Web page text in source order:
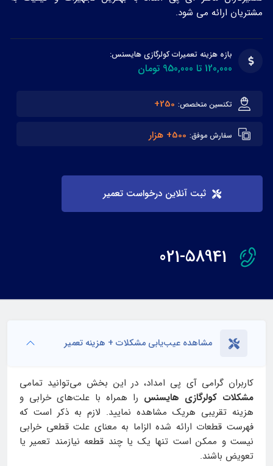
مشتریان ارائه می شود.
بازه هزینه تعمیرات کولرگازی هایسنس:
120,000 تا 950,000 تومان
تکنسین متخصص: 250+
سفارش موفق: 500+ هزار
ثبت آنلاین درخواست تعمیر
021-58941
مشاهده عیب‌یابی مشکلات + هزینه تعمیر
کاربران گرامی آی‌ پی امداد، در این بخش می‌توانید تمامی
مشکلات کولرگازی هایسنس را همراه با علت‌های خرابی و
هزینه تقریبی هریک مشاهده نمایید. لازم به ذکر است که
فهرست قطعات ارائه شده الزاما به معنای علت قطعی خرابی
نیست و ممکن است تنها یک یا چند قطعه نیازمند تعمیر یا
تعویض باشند.